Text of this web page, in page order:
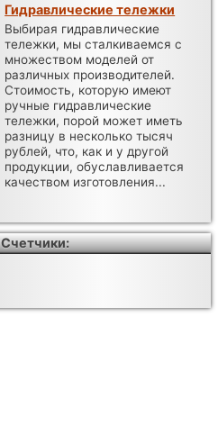
Гидравлические тележки
Выбирая гидравлические
тележки, мы сталкиваемся с
множеством моделей от
различных производителей.
Стоимость, которую имеют
ручные гидравлические
тележки, порой может иметь
разницу в несколько тысяч
рублей, что, как и у другой
продукции, обуславливается
качеством изготовления...
Счетчики: